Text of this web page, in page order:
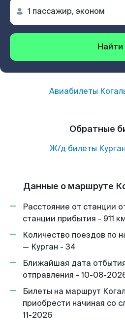
Найти
Авиабилеты
Обратные
Ж/д билеты Курган
Данные о маршруте
Расстояние от станции
станции прибытия - 911
Количество поездов по
— Курган - 34
Ближайшая дата
отправления - 10-08-
Билеты на маршрут
приобрести начиная со
11-2026